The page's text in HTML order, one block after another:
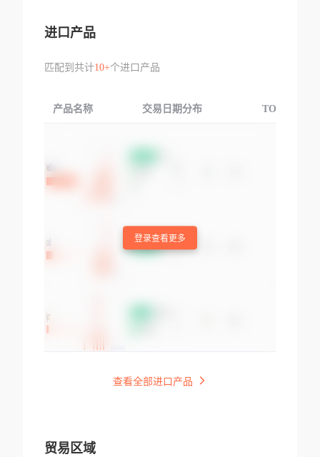
进口产品
匹配到共计10+个进口产品
产品名称 交易日期分布 TOP3交易国
登录查看更多
查看全部进口产品
贸易区域